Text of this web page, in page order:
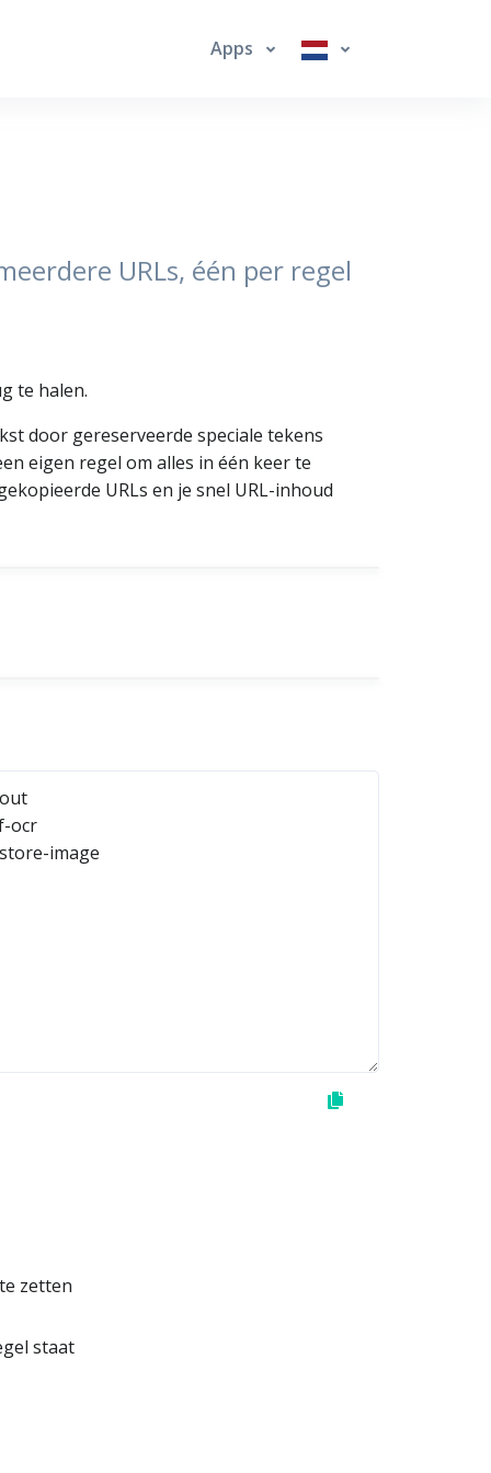
Apps
URLs, één per regel
te halen.
door gereserveerde speciale tekens
eigen regel om alles in één keer te
URLs en je snel URL-inhoud
zetten
staat